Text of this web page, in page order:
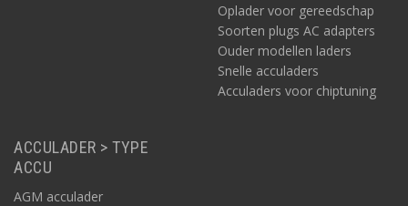
Oplader voor gereedschap
Soorten plugs AC adapters
Ouder modellen laders
Snelle acculaders
Acculaders voor chiptuning
ACCULADER > TYPE
ACCU
AGM acculader